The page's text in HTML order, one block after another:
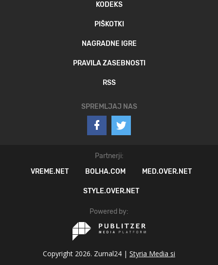
KODEKS
PIŠKOTKI
NAGRADNE IGRE
PRAVILA ZASEBNOSTI
RSS
SPREMLJAJ NAS
Partnerji:
VREME.NET
BOLHA.COM MED.OVER.NET
STYLE.OVER.NET
Powered by:
Copyright 2026. Zurnal24 | Styria Media si